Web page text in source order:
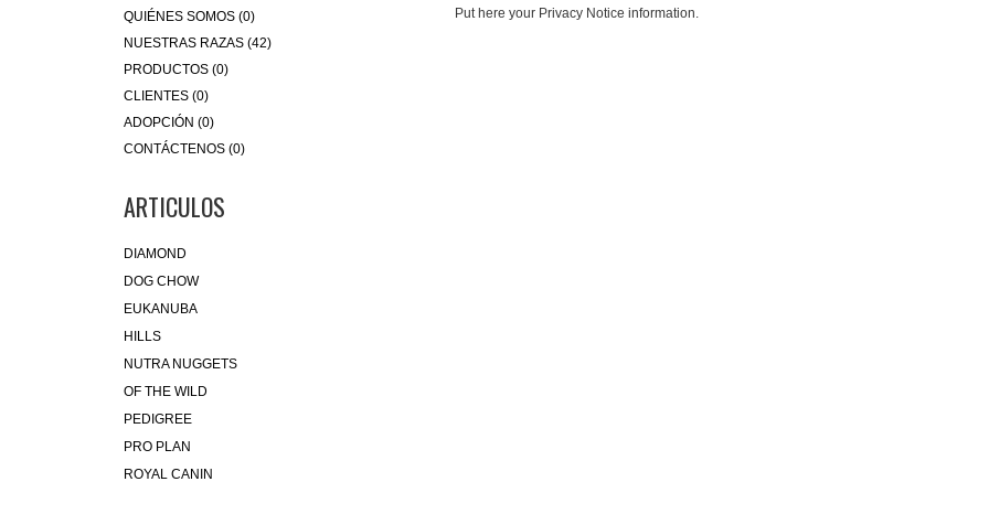
Put here your Privacy Notice information.
QUIÉNES SOMOS (0)
NUESTRAS RAZAS (42)
PRODUCTOS (0)
CLIENTES (0)
ADOPCIÓN (0)
CONTÁCTENOS (0)
ARTICULOS
DIAMOND
DOG CHOW
EUKANUBA
HILLS
NUTRA NUGGETS
OF THE WILD
PEDIGREE
PRO PLAN
ROYAL CANIN